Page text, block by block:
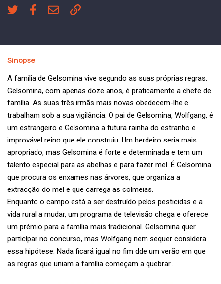
Sinopse
A família de Gelsomina vive segundo as suas próprias regras.
Gelsomina, com apenas doze anos, é praticamente a chefe de
família. As suas três irmãs mais novas obedecem-lhe e
trabalham sob a sua vigilância. O pai de Gelsomina, Wolfgang, é
um estrangeiro e Gelsomina a futura rainha do estranho e
improvável reino que ele construiu. Um herdeiro seria mais
apropriado, mas Gelsomina é forte e determinada e tem um
talento especial para as abelhas e para fazer mel. É Gelsomina
que procura os enxames nas árvores, que organiza a
extracção do mel e que carrega as colmeias.
Enquanto o campo está a ser destruído pelos pesticidas e a
vida rural a mudar, um programa de televisão chega e oferece
um prémio para a família mais tradicional. Gelsomina quer
participar no concurso, mas Wolfgang nem sequer considera
essa hipótese. Nada ficará igual no fim dde um verão em que
as regras que uniam a família começam a quebrar…